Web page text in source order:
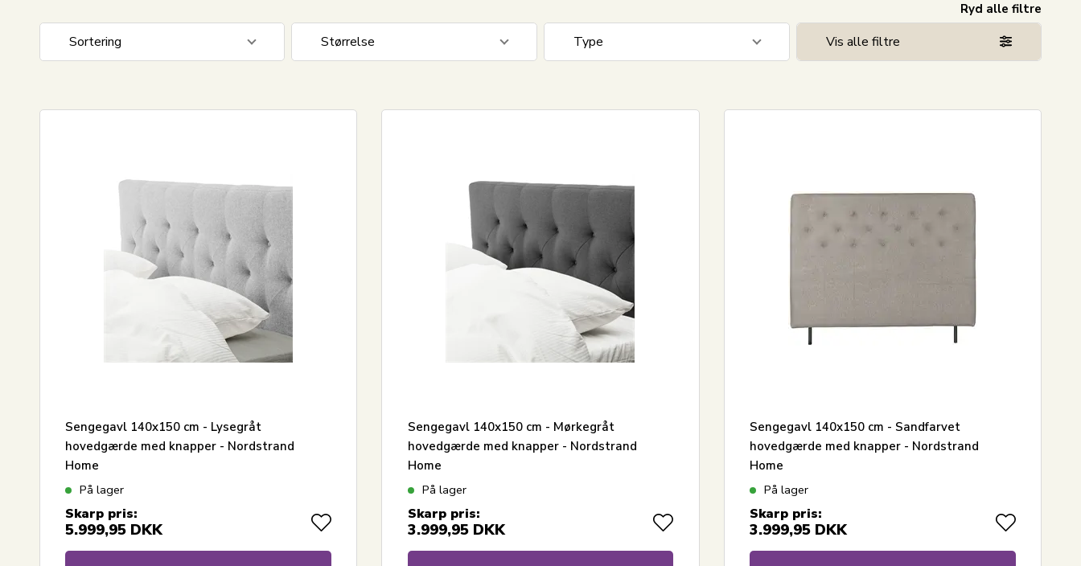
Ryd alle filtre
Sortering
Mest solgte
Størrelse
Type
Vis alle filtre
Sengegavl 140x150 cm - Lysegråt
hovedgærde med knapper - Nordstrand
Home
På lager
Skarp pris:
5.999,95 DKK
Sengegavl 140x150 cm - Mørkegråt
hovedgærde med knapper - Nordstrand
Home
På lager
Skarp pris:
3.999,95 DKK
Sengegavl 140x150 cm - Sandfarvet
hovedgærde med knapper - Nordstrand
Home
På lager
Skarp pris:
3.999,95 DKK